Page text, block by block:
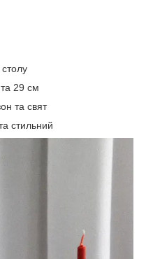
29 см
та свят
стильний